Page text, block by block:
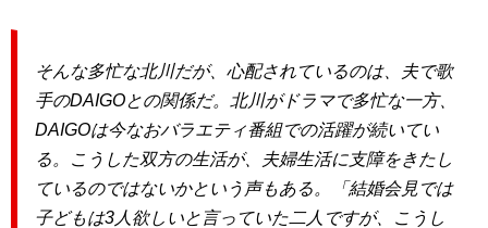
そんな多忙な北川だが、心配されているのは、夫で歌
手のDAIGOとの関係だ。北川がドラマで多忙な一方、
DAIGOは今なおバラエティ番組での活躍が続いてい
る。こうした双方の生活が、夫婦生活に支障をきたし
ているのではないかという声もある。「結婚会見では
子どもは3人欲しいと言っていた二人ですが、こうし